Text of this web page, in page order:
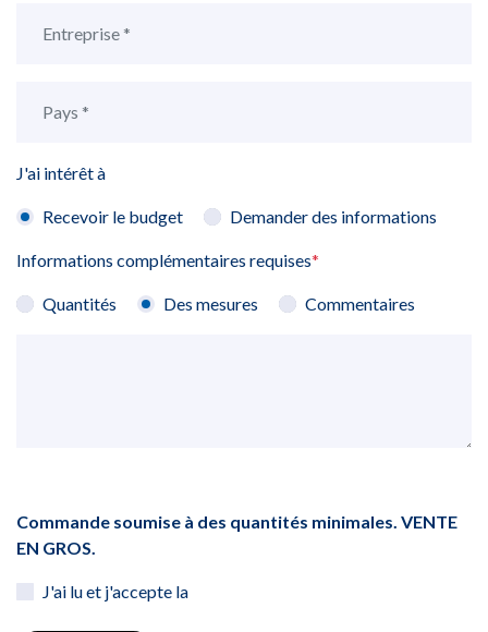
J'ai intérêt à
Recevoir le budget Demander des informations
Informations complémentaires requises*
Quantités Des mesures Commentaires
Commande soumise à des quantités minimales. VENTE
EN GROS.
J'ai lu et j'accepte la